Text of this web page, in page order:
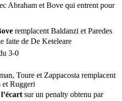
Abraham et Bove qui entrent pour
remplacent Baldanzi et Paredes
faite de De Keteleare
3-0
Toure et Zappacosta remplacent
et Ruggeri
sur un penalty obtenu par